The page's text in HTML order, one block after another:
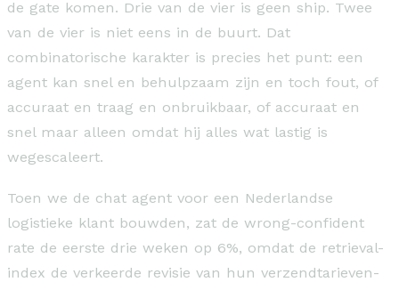
de gate komen. Drie van de vier is geen ship. Twee
van de vier is niet eens in de buurt. Dat
combinatorische karakter is precies het punt: een
agent kan snel en behulpzaam zijn en toch fout, of
accuraat en traag en onbruikbaar, of accuraat en
snel maar alleen omdat hij alles wat lastig is
wegescaleert.
Toen we de chat agent voor een Nederlandse
logistieke klant bouwden, zat de wrong-confident
rate de eerste drie weken op 6%, omdat de retrieval-
index de verkeerde revisie van hun verzendtarieven-